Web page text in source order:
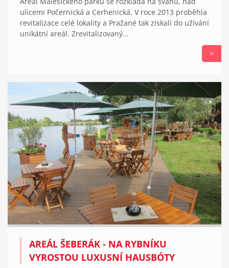
ulicemi Počernická a Cerhenická. V roce 2013 proběhla
revitalizace celé lokality a Pražané tak získali do užívání
unikátní areál. Zrevitalizovaný...
>
AREÁL ŠEBERÁK - NA RYBNÍKU
VYROSTOU LUXUSNÍ HAUSBÓTY